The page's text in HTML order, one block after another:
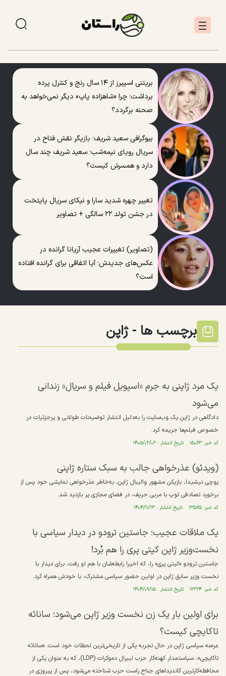
بریتنی اسپیرز از ۱۴ سال رنج و کنترل پرده
برداشت؛ چرا «شاهزاده پاپ» دیگر نمی‌خواهد به
صحنه برگردد؟
بیوگرافی سعید شریف؛ بازیگر نقش فتاح در
سریال رویای نیمه‌شب؛ سعید شریف چند سال
دارد و همسرش کیست؟
تغییر چهره شدید سارا و نیکای سریال پایتخت
در جشن تولد ۲۲ سالگی + تصاویر
(تصاویر) تغییرات عجیب آریانا گرانده در
عکس‌های جدیدش؛ آیا اتفاقی برای گرانده افتاده
است؟
برچسب ها -ژاپن
یک مرد ژاپنی به جرم «اسپویل فیلم و سریال» زندانی
می‌شود
دادگاهی در ژاپن یک وب‌سایت را به‌دلیل انتشار توضیحات طولانی و پرجزئیات در
خصوص فیلم‌ها جریمه کرد.
کد خبر: ۱۵۰۶۳ تاریخ انتشار : ۱۴۰۵/۰۲/۰۲
(ویدئو) عذرخواهی جالب به سبک ستاره ژاپنی
یوچی نیشیدا، بازیکن مشهور والیبال ژاپن، به‌خاطر عذرخواهی نمایشی خود پس از
برخورد تصادفی توپ با مربی حریف، در فضای مجازی پر بازدید شد.
کد خبر: ۱۳۵۶۵ تاریخ انتشار : ۱۴۰۴/۱۱/۱۳
یک ملاقات عجیب؛ جاستین ترودو در دیدار سیاسی با
نخست‌وزیر ژاپن کیتی پری را هم بُرد!
جاستین ترودو «کیتی پری» را، که اخیرا رابطه‌شان با هم لو رفت، برای دیدار با
نخست وزیر سابق ژاپن در اولین حضور سیاسی مشترک، با خودش همراه کرد.
کد خبر: ۱۲۲۲۴ تاریخ انتشار : ۱۴۰۴/۰۹/۱۵
برای اولین بار یک زن نخست وزیر ژاپن می‌شود؛ سانائه
تاکایچی کیست؟
عرصه سیاسی ژاپن در حال تجربه یکی از تاریخی‌ترین لحظات خود است. «سانائه
تاکایچی»، سیاستمدار کهنه‌کار حزب لیبرال دموکرات (LDP)، که به عنوان یکی از
محافظه‌کارترین کاندیدا‌های جناح راست حزب شناخته می‌شود، پس از پیروزی در